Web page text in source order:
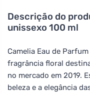
Descrição do
unissexo 100 ml
Camelia Eau de
fragrância floral
no mercado em 2019.
beleza e a elegância